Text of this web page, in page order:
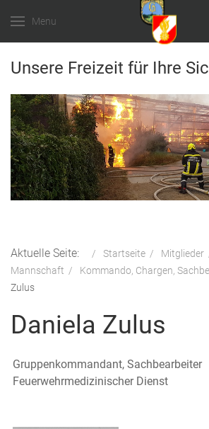
Menu
Unsere Freizeit für Ihre
Aktuelle Seite: Startseite Mitglieder
Mannschaft
Kommando, Chargen,
Zulus
Daniela Zulus
Gruppenkommandant, Sachbearbeiter
Feuerwehrmedizinischer Dienst